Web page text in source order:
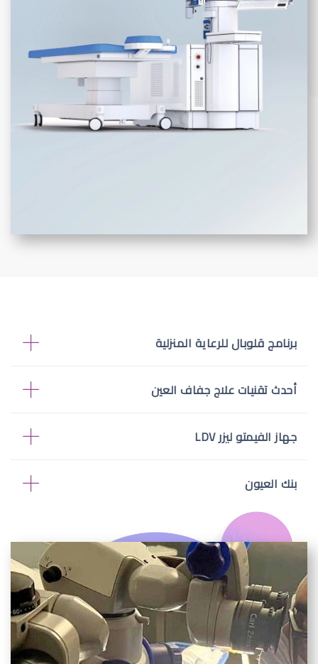
برنامج قلوبال للرعاية المنزلية
أحدث تقنيات علاج جفاف العين
جهاز الفيمتو ليزر LDV
بنك العيون